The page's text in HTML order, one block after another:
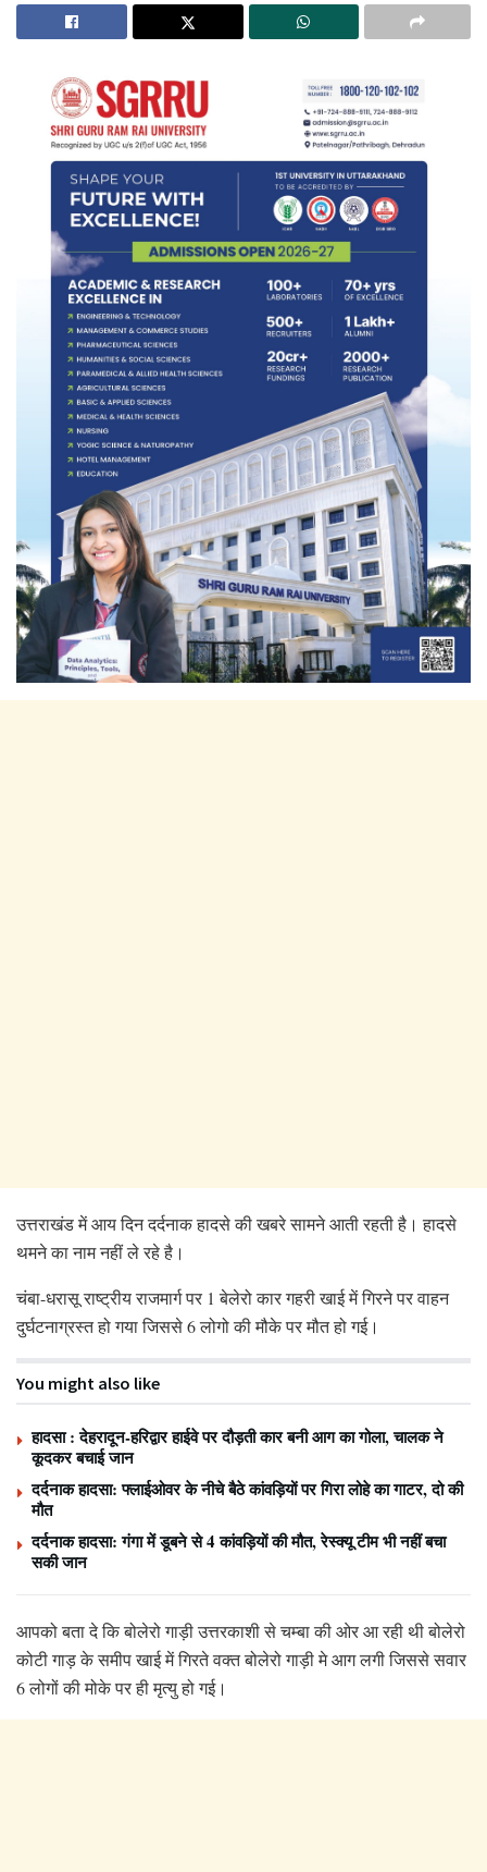
उत्तराखंड में आय दिन दर्दनाक हादसे की खबरे सामने आती रहती है। हादसे
थमने का नाम नहीं ले रहे है।
चंबा-धरासू राष्ट्रीय राजमार्ग पर 1 बेलेरो कार गहरी खाई में गिरने पर वाहन
दुर्घटनाग्रस्त हो गया जिससे 6 लोगो की मौके पर मौत हो गई।
You might also like
हादसा : देहरादून-हरिद्वार हाईवे पर दौड़ती कार बनी आग का गोला, चालक ने
कूदकर बचाई जान
दर्दनाक हादसा: फ्लाईओवर के नीचे बैठे कांवड़ियों पर गिरा लोहे का गाटर, दो की
मौत
दर्दनाक हादसा: गंगा में डूबने से 4 कांवड़ियों की मौत, रेस्क्यू टीम भी नहीं बचा
सकी जान
आपको बता दे कि बोलेरो गाड़ी उत्तरकाशी से चम्बा की ओर आ रही थी बोलेरो
कोटी गाड़ के समीप खाई में गिरते वक्त बोलेरो गाड़ी मे आग लगी जिससे सवार
6 लोगों की मोके पर ही मृत्यु हो गई।